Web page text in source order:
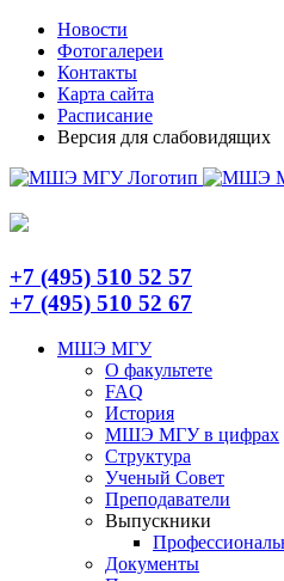
Skip
content
TelegramНовости
Фотогалереи
Контакты
Карта сайта
Расписание
Версия для слабовидящих
+7 (495) 510 52 57
+7 (495) 510 52 67
МШЭ МГУ
О факультете
FAQ
История
МШЭ МГУ в цифрах
Структура
Ученый Совет
Преподаватели
Выпускники
Документы